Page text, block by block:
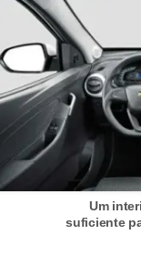
Um
suficiente
e
s
c
o
o
t
e